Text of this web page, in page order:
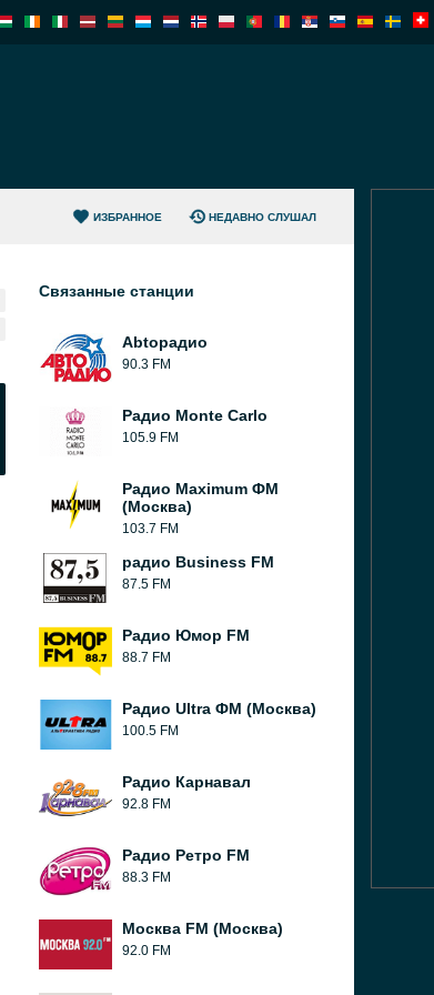
ИЗБРАННОЕ НЕДАВНО СЛУШАЛ
Связанные станции
Abtoрадио
90.3 FM
Радио Monte Carlo
105.9 FM
Радио Maximum ФМ
(Москва)
103.7 FM
радио Business FM
87.5 FM
Радио Юмор FM
88.7 FM
Радио Ultra ФМ (Москва)
100.5 FM
Радио Карнавал
92.8 FM
Радио Ретро FM
88.3 FM
Москва FM (Москва)
92.0 FM